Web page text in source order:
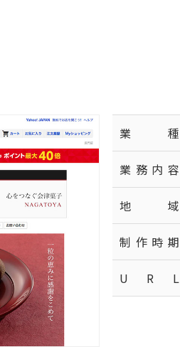
業種
業務内容
地域
制作時期
U R L